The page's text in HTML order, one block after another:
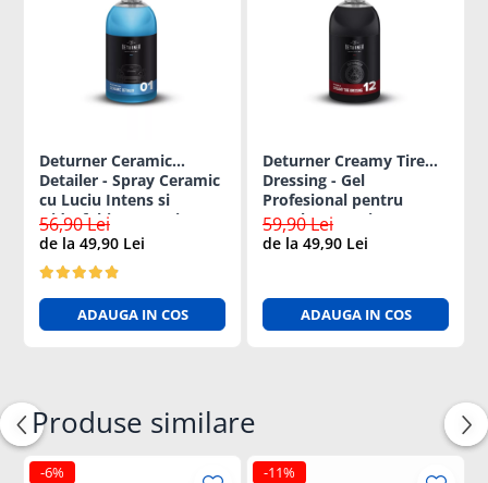
Deturner Ceramic
Detailer - Spray Ceramic
cu Luciu Intens si
Hidrofobie Puternica
250ml
56,90 Lei
de la 49,90 Lei
ADAUGA IN COS
Deturner Creamy Tire
Dressing - Gel
Profesional pentru
Anvelope cu SiO2,
Finisaj Satinat si
59,90 Lei
de la 49,90 Lei
ADAUGA IN COS
Produse similare
-6%
-11%